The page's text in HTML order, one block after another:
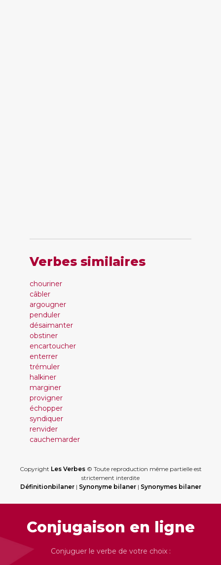
Verbes similaires
chouriner
câbler
argougner
penduler
désaimanter
obstiner
encartoucher
enterrer
trémuler
halkiner
marginer
provigner
échopper
syndiquer
renvider
cauchemarder
Copyright Les Verbes© Toute reproduction même partielle est
strictement interdite
Définitionbilaner| Synonyme bilaner| Synonymes bilaner
Conjugaison en ligne
Conjuguer le verbe de votre choix :